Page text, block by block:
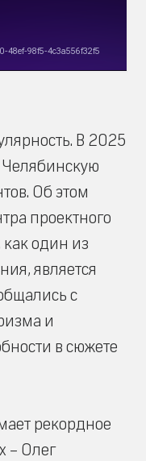
В 2025
Челябинскую
Об этом
проектного
как один из
является
с
и
в сюжете
рекордное
– Олег